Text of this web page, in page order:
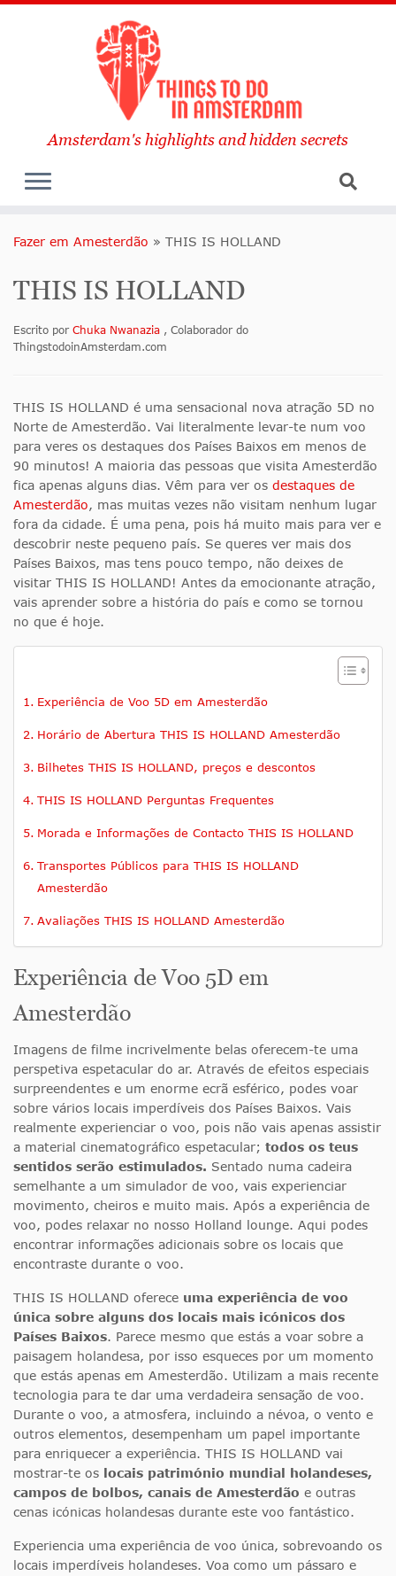
Amsterdam's highlights and hidden secrets
Fazer em Amesterdão » THIS IS HOLLAND
THIS IS HOLLAND
Escrito por Chuka Nwanazia , Colaborador do
ThingstodoinAmsterdam.com
THIS IS HOLLAND é uma sensacional nova atração 5D no
Norte de Amesterdão. Vai literalmente levar-te num voo
para veres os destaques dos Países Baixos em menos de
90 minutos! A maioria das pessoas que visita Amesterdão
fica apenas alguns dias. Vêm para ver os destaques de
Amesterdão, mas muitas vezes não visitam nenhum lugar
fora da cidade. É uma pena, pois há muito mais para ver e
descobrir neste pequeno país. Se queres ver mais dos
Países Baixos, mas tens pouco tempo, não deixes de
visitar THIS IS HOLLAND! Antes da emocionante atração,
vais aprender sobre a história do país e como se tornou
no que é hoje.
Experiência de Voo 5D em Amesterdão
Horário de Abertura THIS IS HOLLAND Amesterdão
Bilhetes THIS IS HOLLAND, preços e descontos
THIS IS HOLLAND Perguntas Frequentes
Morada e Informações de Contacto THIS IS HOLLAND
Transportes Públicos para THIS IS HOLLAND
Amesterdão
Avaliações THIS IS HOLLAND Amesterdão
Experiência de Voo 5D em
Amesterdão
Imagens de filme incrivelmente belas oferecem-te uma
perspetiva espetacular do ar. Através de efeitos especiais
surpreendentes e um enorme ecrã esférico, podes voar
sobre vários locais imperdíveis dos Países Baixos. Vais
realmente experienciar o voo, pois não vais apenas assistir
a material cinematográfico espetacular; todos os teus
sentidos serão estimulados. Sentado numa cadeira
semelhante a um simulador de voo, vais experienciar
movimento, cheiros e muito mais. Após a experiência de
voo, podes relaxar no nosso Holland lounge. Aqui podes
encontrar informações adicionais sobre os locais que
encontraste durante o voo.
THIS IS HOLLAND oferece uma experiência de voo
única sobre alguns dos locais mais icónicos dos
Países Baixos. Parece mesmo que estás a voar sobre a
paisagem holandesa, por isso esqueces por um momento
que estás apenas em Amesterdão. Utilizam a mais recente
tecnologia para te dar uma verdadeira sensação de voo.
Durante o voo, a atmosfera, incluindo a névoa, o vento e
outros elementos, desempenham um papel importante
para enriquecer a experiência. THIS IS HOLLAND vai
mostrar-te os locais património mundial holandeses,
campos de bolbos, canais de Amesterdão e outras
cenas icónicas holandesas durante este voo fantástico.
Experiencia uma experiência de voo única, sobrevoando os
locais imperdíveis holandeses. Voa como um pássaro e